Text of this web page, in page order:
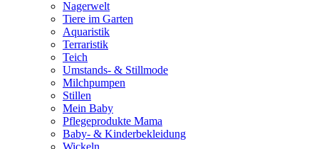
Nagerwelt
Tiere im Garten
Aquaristik
Terraristik
Teich
Umstands- & Stillmode
Milchpumpen
Stillen
Mein Baby
Pflegeprodukte Mama
Baby- & Kinderbekleidung
Wickeln